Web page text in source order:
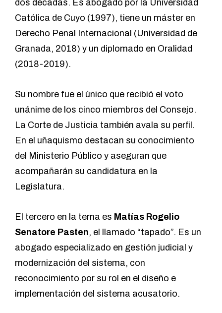
dos décadas. Es abogado por la Universidad
Católica de Cuyo (1997), tiene un máster en
Derecho Penal Internacional (Universidad de
Granada, 2018) y un diplomado en Oralidad
(2018-2019).
Su nombre fue el único que recibió el voto
unánime de los cinco miembros del Consejo.
La Corte de Justicia también avala su perfil.
En el uñaquismo destacan su conocimiento
del Ministerio Público y aseguran que
acompañarán su candidatura en la
Legislatura.
El tercero en la terna es Matías Rogelio
Senatore Pasten, el llamado “tapado”. Es un
abogado especializado en gestión judicial y
modernización del sistema, con
reconocimiento por su rol en el diseño e
implementación del sistema acusatorio.